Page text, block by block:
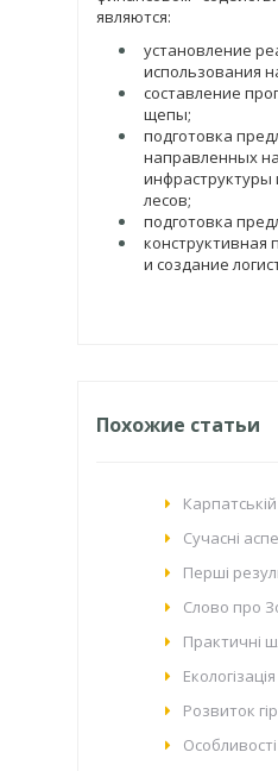
являются:
установление
использования
составление
щепы;
подготовка
направленных
лесов;
подготовка
конструктивная
и создание
Похожие статьи
Сучасні
Перші
Слово про
Практичні
Розвиток